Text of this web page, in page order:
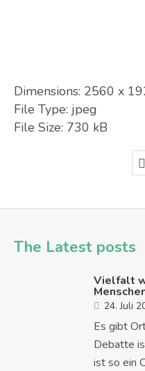
Dimensions: 2560 x
File Type: jpeg
File Size: 730 kB
The Latest posts
Vielfalt
24. Juli
Es gibt
Debatte
ist so ein